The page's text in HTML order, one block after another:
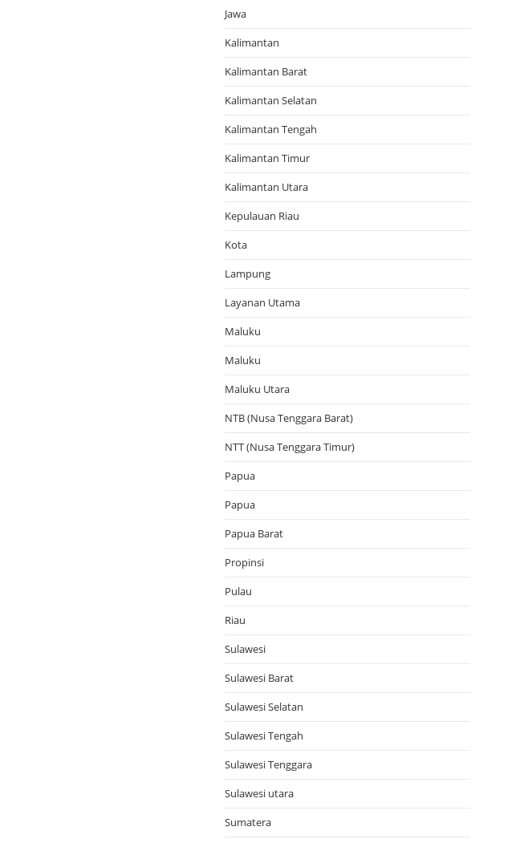
Jawa
Kalimantan
Kalimantan Barat
Kalimantan Selatan
Kalimantan Tengah
Kalimantan Timur
Kalimantan Utara
Kepulauan Riau
Kota
Lampung
Layanan Utama
Maluku
Maluku
Maluku Utara
NTB (Nusa Tenggara Barat)
NTT (Nusa Tenggara Timur)
Papua
Papua
Papua Barat
Propinsi
Pulau
Riau
Sulawesi
Sulawesi Barat
Sulawesi Selatan
Sulawesi Tengah
Sulawesi Tenggara
Sulawesi utara
Sumatera